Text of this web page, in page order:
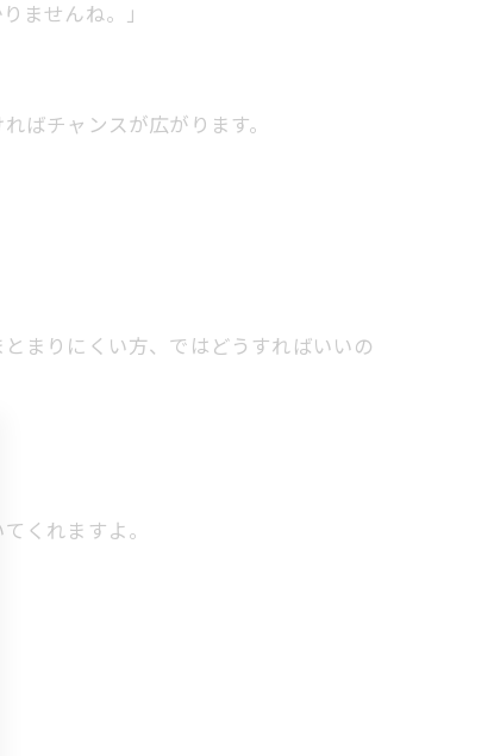
ませんね。」
ばチャンスが広がります。
まりにくい方、ではどうすればいいの
くれますよ。